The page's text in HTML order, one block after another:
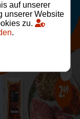
auf unserer
unserer Website
zu.
.